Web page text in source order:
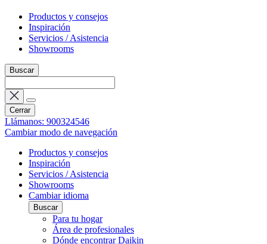
Productos y consejos
Inspiración
Servicios / Asistencia
Showrooms
Buscar
Cerrar
Llámanos: 900324546
Cambiar modo de navegación
Productos y consejos
Inspiración
Servicios / Asistencia
Showrooms
Cambiar idioma
Buscar
Para tu hogar
Área de profesionales
Dónde encontrar Daikin